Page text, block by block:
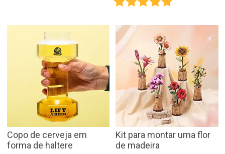
Copo de cerveja em
forma de haltere
Kit para montar uma flor
de madeira